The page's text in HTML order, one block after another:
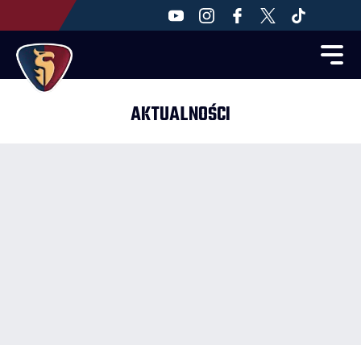
AKTUALNOŚCI